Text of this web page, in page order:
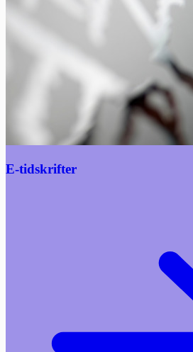
E-tidskrifter